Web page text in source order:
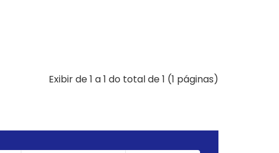
Exibir de 1 a 1 do total de 1 (1 páginas)